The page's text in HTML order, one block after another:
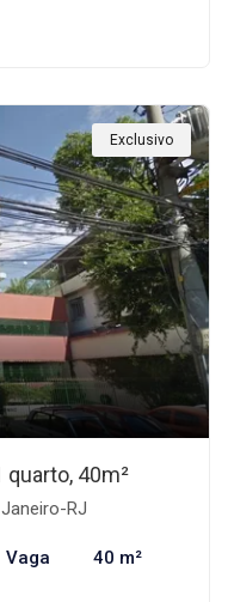
Exclusivo
40m²
RJ
Vaga 40 m²